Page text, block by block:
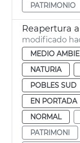
PATRIMONIO
modificado
MEDIO
NATURIA
POBLES SUD
EN PORTADA
NORMAL
PATRIMONI